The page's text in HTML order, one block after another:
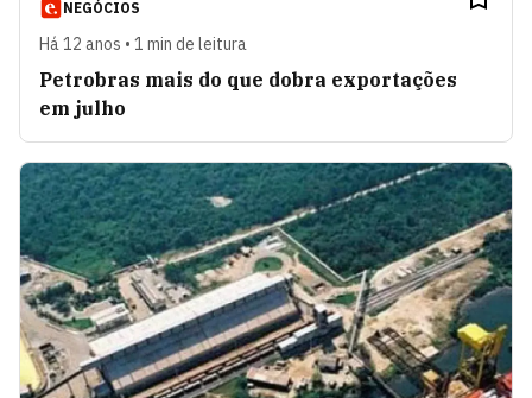
NEGÓCIOS
Há 12 anos • 1 min de leitura
Petrobras mais do que dobra exportações
em julho